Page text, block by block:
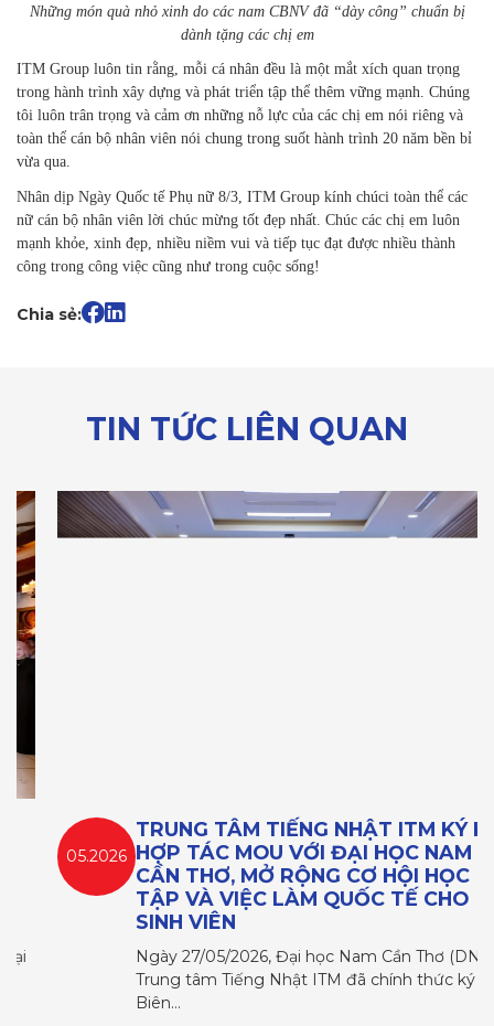
Những món quà nhỏ xinh do các nam CBNV đã “dày công” chuẩn bị
dành tặng các chị em
ITM Group luôn tin rằng, mỗi cá nhân đều là một mắt xích quan trọng
trong hành trình xây dựng và phát triển tập thể thêm vững mạnh. Chúng
tôi luôn trân trọng và cảm ơn những nỗ lực của các chị em nói riêng và
toàn thể cán bộ nhân viên nói chung trong suốt hành trình 20 năm bền bỉ
vừa qua.
Nhân dịp Ngày Quốc tế Phụ nữ 8/3, ITM Group kính chúci toàn thể các
nữ cán bộ nhân viên lời chúc mừng tốt đẹp nhất. Chúc các chị em luôn
mạnh khỏe, xinh đẹp, nhiều niềm vui và tiếp tục đạt được nhiều thành
công trong công việc cũng như trong cuộc sống!
Chia sẻ:
TIN TỨC LIÊN QUAN
05.2026
TRUNG TÂM TIẾNG NHẬT ITM KÝ KẾT
HỢP TÁC MOU VỚI ĐẠI HỌC NAM
CẦN THƠ, MỞ RỘNG CƠ HỘI HỌC
TẬP VÀ VIỆC LÀM QUỐC TẾ CHO
SINH VIÊN
Ngày 27/05/2026, Đại học Nam Cần Thơ (DNC) và
Trung tâm Tiếng Nhật ITM đã chính thức ký kết
Biên…